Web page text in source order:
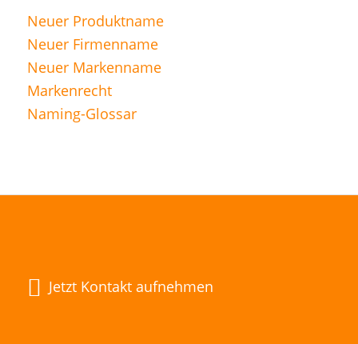
Neuer Produktname
Neuer Firmenname
Neuer Markenname
Markenrecht
Naming-Glossar
Jetzt Kontakt aufnehmen